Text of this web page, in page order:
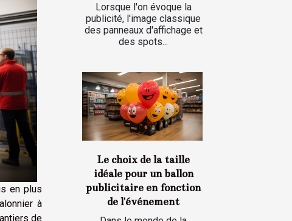
en plus
à
de
Lorsque l'on évoque la
publicité, l'image classique
des panneaux d'affichage et
des spots...
Le choix de la taille
idéale pour un ballon
publicitaire en fonction
de l'événement